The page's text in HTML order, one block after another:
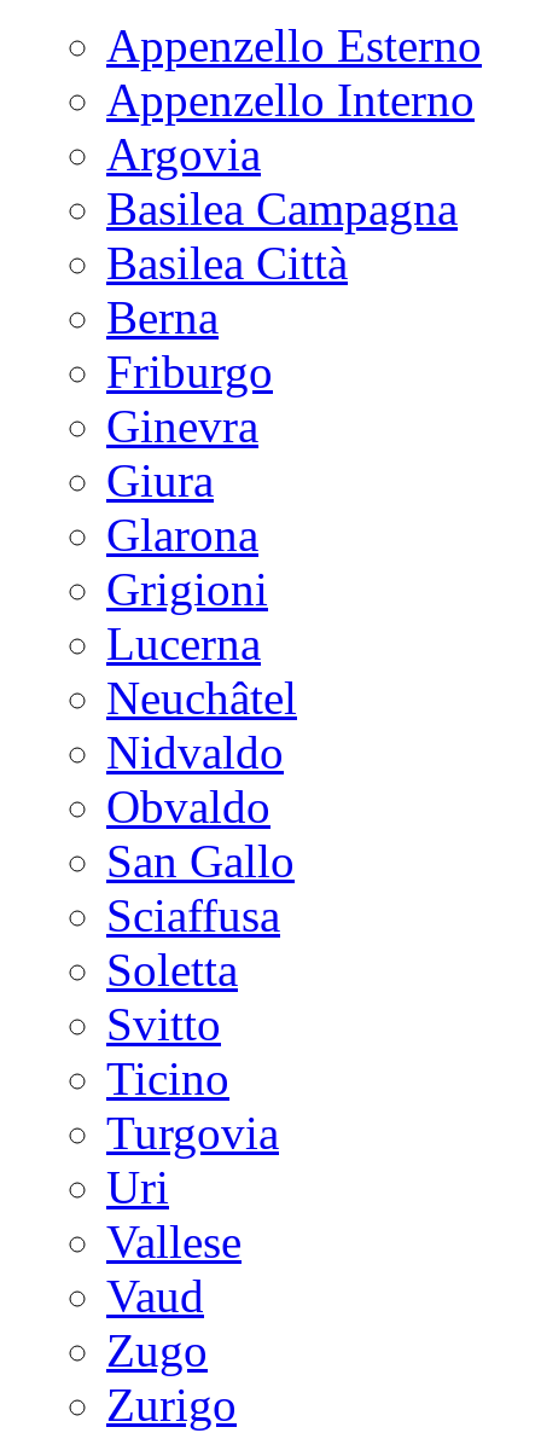
Appenzello Esterno
Appenzello Interno
Argovia
Basilea Campagna
Basilea Città
Berna
Friburgo
Ginevra
Giura
Glarona
Grigioni
Lucerna
Neuchâtel
Nidvaldo
Obvaldo
San Gallo
Sciaffusa
Soletta
Svitto
Ticino
Turgovia
Uri
Vallese
Vaud
Zugo
Zurigo